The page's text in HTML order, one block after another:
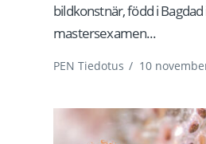
bildkonstnär, född i
mastersexamen...
PEN Tiedotus / 10